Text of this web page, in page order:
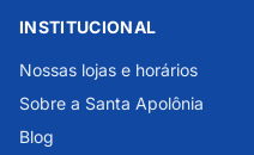
INSTITUCIONAL
Nossas lojas e horários
Sobre a Santa Apolônia
Blog